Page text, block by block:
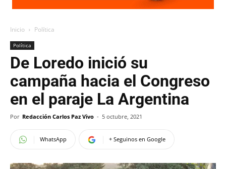
Inicio Política
Política
De Loredo inició su
campaña hacia el Congreso
en el paraje La Argentina
Por Redacción Carlos Paz Vivo - 5 octubre, 2021
WhatsApp + Seguinos en Google